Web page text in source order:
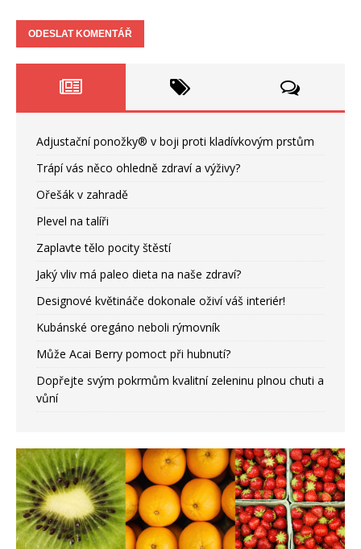
Adjustační ponožky® v boji proti kladívkovým prstům
Trápí vás něco ohledně zdraví a výživy?
Ořešák v zahradě
Plevel na talíři
Zaplavte tělo pocity štěstí
Jaký vliv má paleo dieta na naše zdraví?
Designové květináče dokonale oživí váš interiér!
Kubánské oregáno neboli rýmovník
Může Acai Berry pomoct při hubnutí?
Dopřejte svým pokrmům kvalitní zeleninu plnou chuti a
vůní